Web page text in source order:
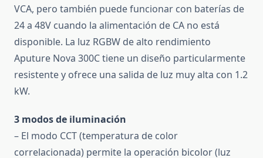
VCA, pero también puede funcionar con baterías de
24 a 48V cuando la alimentación de CA no está
disponible. La luz RGBW de alto rendimiento
Aputure Nova 300C tiene un diseño particularmente
resistente y ofrece una salida de luz muy alta con 1.2
kW.
3 modos de iluminación
– El modo CCT (temperatura de color
correlacionada) permite la operación bicolor (luz